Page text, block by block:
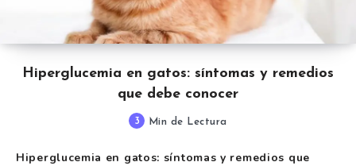
Hiperglucemia en gatos: síntomas y remedios
que debe conocer
3 Min de Lectura
Hiperglucemia en gatos: síntomas y remedios que